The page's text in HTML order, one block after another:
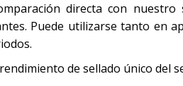
directa con
Puede utilizarse tanto en
de sellado único del